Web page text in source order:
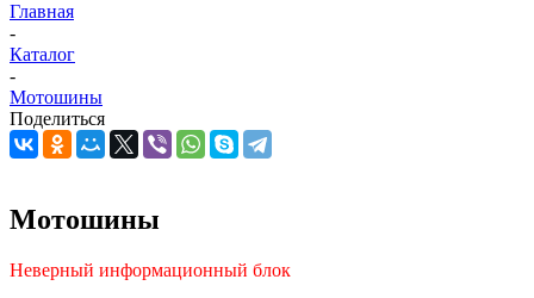
Главная
-
Каталог
-
Мотошины
Поделиться
Мотошины
Неверный информационный блок